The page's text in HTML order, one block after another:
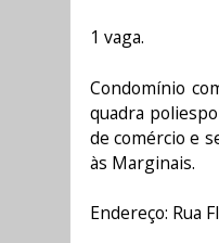
1 vaga.
Condomínio
quadra
de comércio e
às Marginais.
Endereço: Rua